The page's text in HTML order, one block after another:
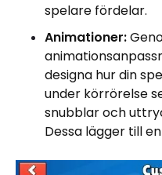
spelare fördelar.
Animationer:
designa hur din
under körrörelse
snubblar och
Dessa lägger till